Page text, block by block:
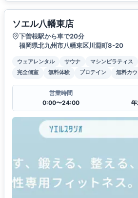
ソエル八幡東店
下曽根駅から車で20分
福岡県北九州市八幡東区川淵町8-20
ウェアレンタル サウナ マシンピラティス
完全個室
無料体験 プロテイン 無料カ
営業時間
0:00〜24:00